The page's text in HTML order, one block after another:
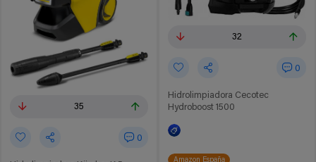
35
0
32
0
Hidrolimpiadora Cecotec
Hydroboost 1500